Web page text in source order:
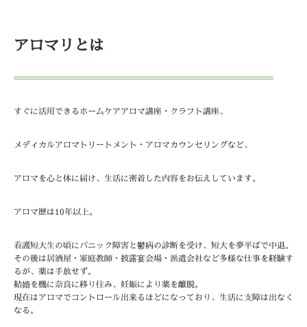
アロマリとは
すぐに活用できるホームケアアロマ講座・クラフト講座、
メディカルアロマトリートメント・アロマカウンセリングなど、
アロマを心と体に届け、生活に密着した内容をお伝えしています。
アロマ歴は10年以上。
看護短大生の頃にパニック障害と鬱病の診断を受け、短大を夢半ばで中退。
その後は居酒屋・家庭教師・披露宴会場・派遣会社など多様な仕事を経験す
るが、薬は手放せず。
結婚を機に奈良に移り住み、妊娠により薬を離脱。
現在はアロマでコントロール出来るほどになっており、生活に支障は出なく
なる。